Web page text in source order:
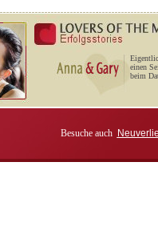
einen
beim
Besuche auch